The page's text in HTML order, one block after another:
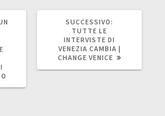
SUCCESSIVO:
TUTTE LE
INTERVISTE DI
VENEZIA CAMBIA |
CHANGE VENICE